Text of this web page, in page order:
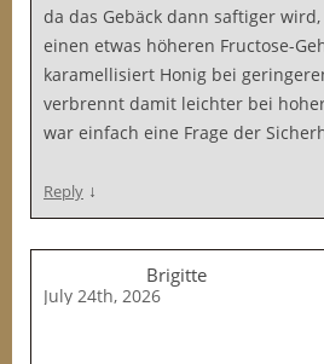
da das Gebäck dann saftiger
einen etwas höheren Fructose-
karamellisiert Honig bei
verbrennt damit leichter bei
war einfach eine Frage der
Reply ↓
Brigitte
July 24th, 2026